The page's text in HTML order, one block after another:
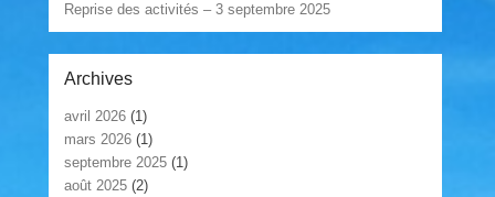
Reprise des activités – 3 septembre 2025
Archives
avril 2026 (1)
mars 2026 (1)
septembre 2025 (1)
août 2025 (2)